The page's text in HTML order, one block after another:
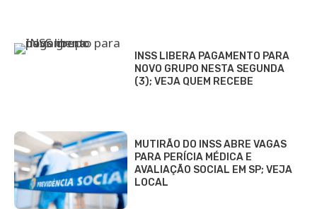
INSS LIBERA PAGAMENTO PARA
NOVO GRUPO NESTA SEGUNDA
(3); VEJA QUEM RECEBE
MUTIRÃO DO INSS ABRE VAGAS
PARA PERÍCIA MÉDICA E
AVALIAÇÃO SOCIAL EM SP; VEJA
LOCAL